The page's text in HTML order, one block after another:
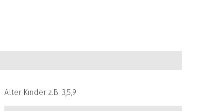
Alter Kinder z.B. 3,5,9